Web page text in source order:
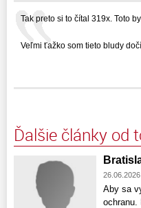
Tak preto si to čítal 319x. Toto by
Veľmi ťažko som tieto bludy
Ďalšie články od
26.06.2026
Aby sa
ochranu.